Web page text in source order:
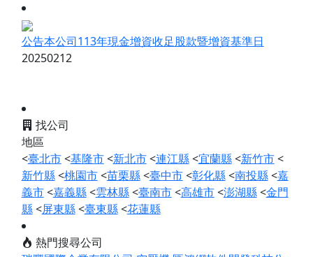
公告本公司113年現金增資收足股款暨增資基準日
20250212
找公司
地區
<臺北市<基隆市<新北市<連江縣<宜蘭縣<新竹市<
新竹縣<桃園市<苗栗縣<臺中市<彰化縣<南投縣<嘉
義市<嘉義縣<雲林縣<臺南市<高雄市<澎湖縣<金門
縣<屏東縣<臺東縣<花蓮縣
熱門搜尋公司